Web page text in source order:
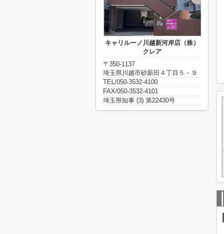
キャリルーノ川越新河岸店（株）
クレア
〒350-1137
埼玉県川越市砂新田４丁目５－９
TEL/050-3532-4100
FAX/050-3532-4101
埼玉県知事 (3) 第22430号